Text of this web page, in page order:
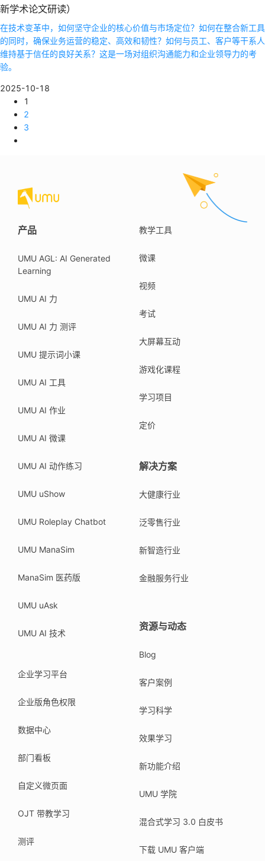
新学术论文研读）
在技术变革中，如何坚守企业的核心价值与市场定位？如何在整合新工具
的同时，确保业务运营的稳定、高效和韧性？如何与员工、客户等干系人
维持基于信任的良好关系？这是一场对组织沟通能力和企业领导力的考
验。
2025-10-18
1
2
3
产品
UMU AGL: AI Generated
Learning
UMU AI 力
UMU AI 力 测评
UMU 提示词小课
UMU AI 工具
UMU AI 作业
UMU AI 微课
UMU AI 动作练习
UMU uShow
UMU Roleplay Chatbot
UMU ManaSim
ManaSim 医药版
UMU uAsk
UMU AI 技术
企业学习平台
企业版角色权限
数据中心
部门看板
自定义微页面
OJT 带教学习
测评
教学工具
微课
视频
考试
大屏幕互动
游戏化课程
学习项目
定价
解决方案
大健康行业
泛零售行业
新智造行业
金融服务行业
资源与动态
Blog
客户案例
学习科学
效果学习
新功能介绍
UMU 学院
混合式学习 3.0 白皮书
下载 UMU 客户端